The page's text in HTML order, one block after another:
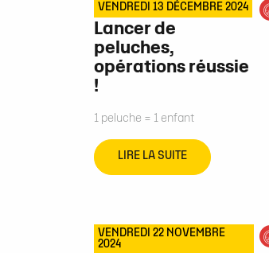
VENDREDI 13 DÉCEMBRE 2024
Lancer de
peluches,
opérations réussie
!
1 peluche = 1 enfant
LIRE LA SUITE
VENDREDI 22 NOVEMBRE
2024